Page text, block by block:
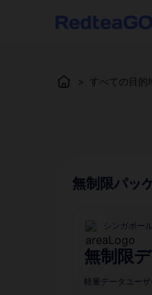
> すべての目的
無制限パッ
シンガポール
無制限
軽量データユー